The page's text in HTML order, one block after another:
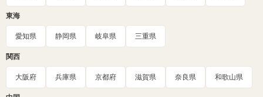
東海
愛知県 静岡県 岐阜県 三重県
関西
大阪府 兵庫県 京都府 滋賀県 奈良県 和歌山県